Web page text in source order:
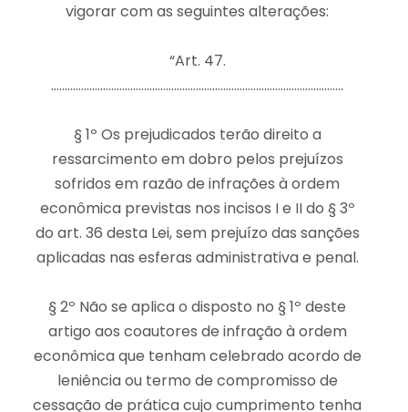
vigorar com as seguintes alterações:
“Art. 47.
……………………………………………………………………………………………..
§ 1º Os prejudicados terão direito a
ressarcimento em dobro pelos prejuízos
sofridos em razão de infrações à ordem
econômica previstas nos incisos I e II do § 3º
do art. 36 desta Lei, sem prejuízo das sanções
aplicadas nas esferas administrativa e penal.
§ 2º Não se aplica o disposto no § 1º deste
artigo aos coautores de infração à ordem
econômica que tenham celebrado acordo de
leniência ou termo de compromisso de
cessação de prática cujo cumprimento tenha